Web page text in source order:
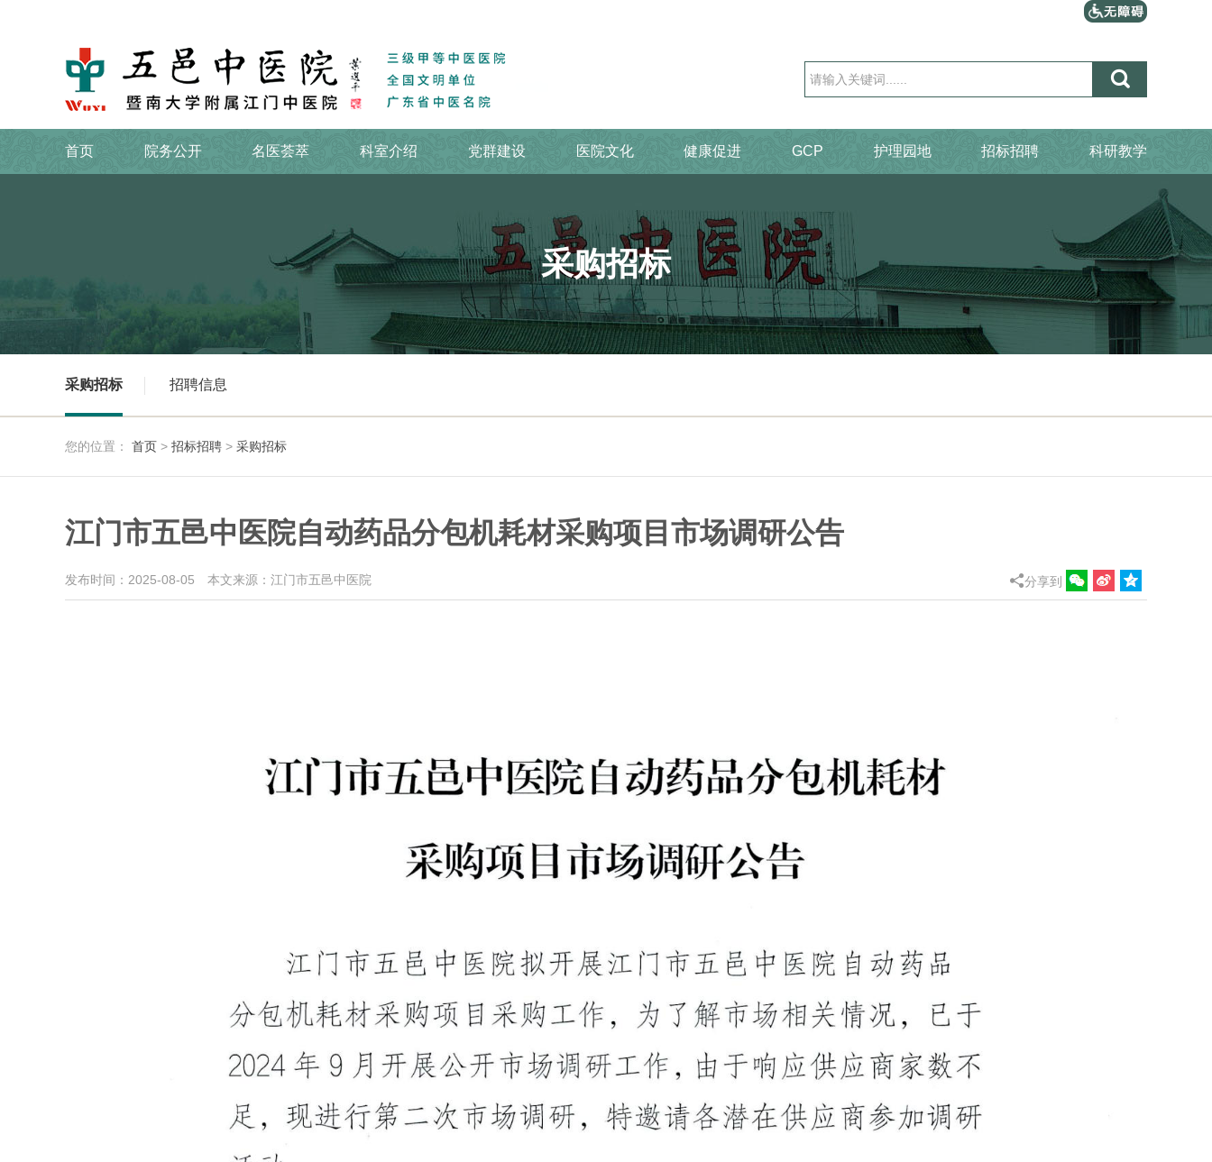

首页 院务公开 名医荟萃 科室介绍 党群建设 医院文化 健康促进 GCP 护理园地 招标招聘 科研教学
采购招标
采购招标 招聘信息
您的位置： 首页 > 招标招聘 > 采购招标
江门市五邑中医院自动药品分包机耗材采购项目市场调研公告
发布时间：2025-08-05 本文来源：江门市五邑中医院 分享到